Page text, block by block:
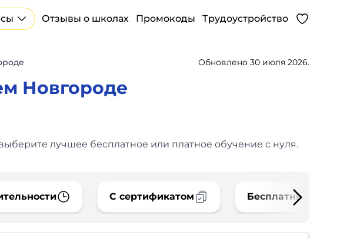
Отзывы о школах Промокоды Трудоустройство
Обновлено 30 июля 2026.
Новгороде
лучшее бесплатное или платное обучение с нуля.
С сертификатом Бесплатные